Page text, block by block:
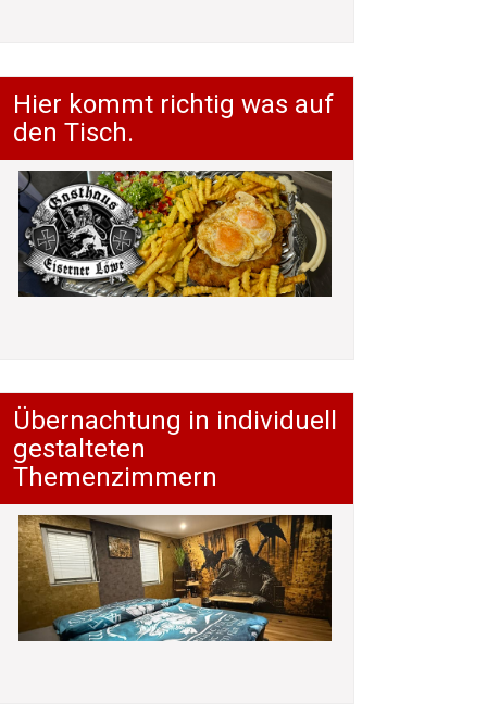
Hier kommt richtig was auf
den Tisch.
Übernachtung in individuell
gestalteten
Themenzimmern